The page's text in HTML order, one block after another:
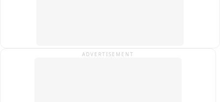
ADVERTISEMENT